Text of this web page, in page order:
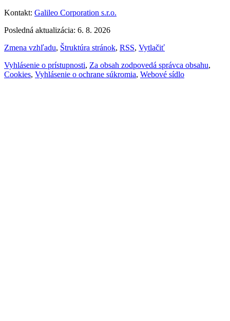
Kontakt: Galileo Corporation s.r.o.
Posledná aktualizácia: 6. 8. 2026
Zmena vzhľadu, Štruktúra stránok, RSS, Vytlačiť
Vyhlásenie o prístupnosti, Za obsah zodpovedá správca obsahu,
Cookies, Vyhlásenie o ochrane súkromia, Webové sídlo